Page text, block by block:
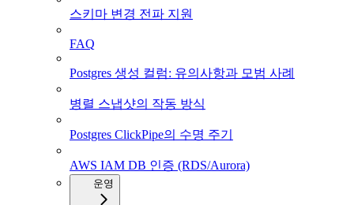
스키마 변경 전파 지원
FAQ
Postgres 생성 컬럼: 유의사항과 모범 사례
병렬 스냅샷의 작동 방식
Postgres ClickPipe의 수명 주기
AWS IAM DB 인증 (RDS/Aurora)
운영